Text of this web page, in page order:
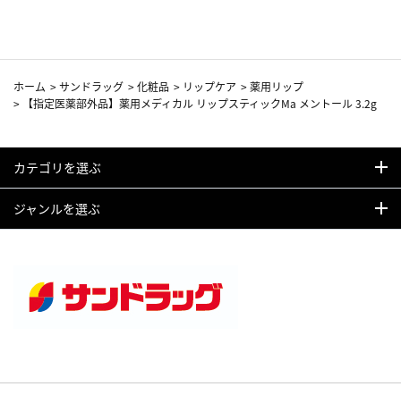
ホーム >サンドラッグ >化粧品 > リップケア >薬用リップ
>
【指定医薬部外品】薬用メディカル リップスティックMa メントール 3.2g
カテゴリを選ぶ
ジャンルを選ぶ